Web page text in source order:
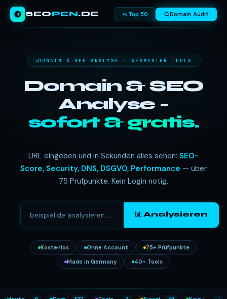
SEOPEN.DE Top 50 Domain Audit
DOMAIN & SEO ANALYSE · WEBMASTER TOOLS
Domain & SEO
Analyse -
sofort & gratis.
URL eingeben und in Sekunden alles sehen: SEO-
Score, Security, DNS, DSGVO, Performance — über
75 Prüfpunkte. Kein Login nötig.
📊 Analysieren
Kostenlos Ohne Account
75+ Prüfpunkte
Made in Germany
40+ Tools